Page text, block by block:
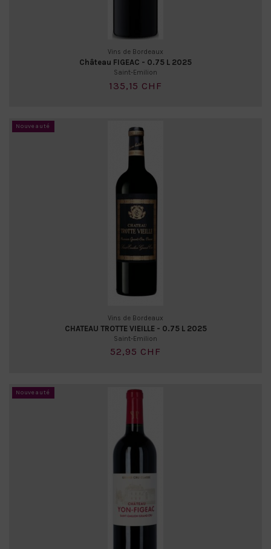
Vins de Bordeaux
Château FIGEAC - 0.75 L 2025
Saint-Emilion
135,15 CHF
Nouveauté
Vins de Bordeaux
CHATEAU TROTTE VIEILLE - 0.75 L 2025
Saint-Emilion
52,95 CHF
Nouveauté